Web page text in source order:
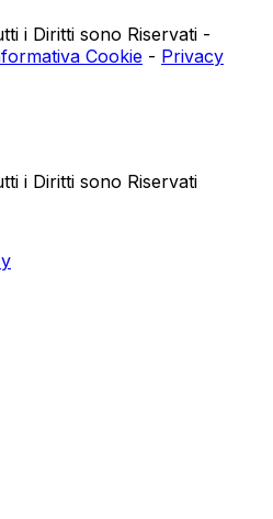
i Diritti sono Riservati -
Cookie - Privacy
i Diritti sono Riservati